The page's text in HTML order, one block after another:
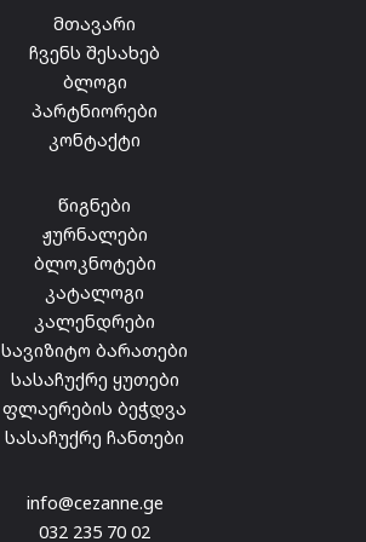
მთავარი
ჩვენს შესახებ
ბლოგი
პარტნიორები
კონტაქტი
წიგნები
ჟურნალები
ბლოკნოტები
კატალოგი
კალენდრები
სავიზიტო ბარათები
სასაჩუქრე ყუთები
ფლაერების ბეჭდვა
სასაჩუქრე ჩანთები
info@cezanne.ge
032 235 70 02